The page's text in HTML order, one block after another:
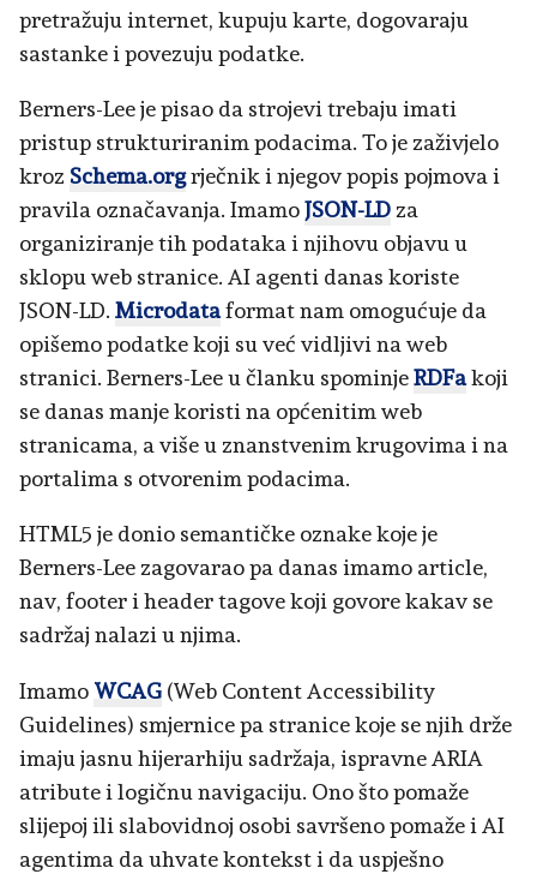
pretražuju internet, kupuju karte, dogovaraju
sastanke i povezuju podatke.
Berners-Lee je pisao da strojevi trebaju imati
pristup strukturiranim podacima. To je zaživjelo
kroz Schema.orgrječnik i njegov popis pojmova i
pravila označavanja. ImamoJSON-LD za
organiziranje tih podataka i njihovu objavu u
sklopu web stranice. AI agenti danas koriste
JSON-LD. Microdataformat nam omogućuje da
opišemo podatke koji su već vidljivi na web
stranici. Berners-Lee u članku spominjeRDFakoji
se danas manje koristi na općenitim web
stranicama, a više u znanstvenim krugovima i na
portalima s otvorenim podacima.
HTML5 je donio semantičke oznake koje je
Berners-Lee zagovarao pa danas imamo article,
nav, footer i header tagove koji govore kakav se
sadržaj nalazi u njima.
Imamo WCAG (Web Content Accessibility
Guidelines) smjernice pa stranice koje se njih drže
imaju jasnu hijerarhiju sadržaja, ispravne ARIA
atribute i logičnu navigaciju. Ono što pomaže
slijepoj ili slabovidnoj osobi savršeno pomaže i AI
agentima da uhvate kontekst i da uspješno